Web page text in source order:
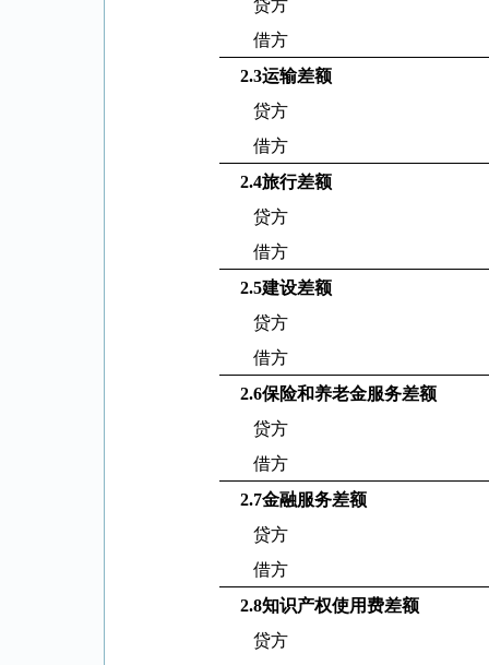
贷方
借方
2.3运输差额
贷方
借方
2.4旅行差额
贷方
借方
2.5建设差额
贷方
借方
2.6保险和养老金服务差额
贷方
借方
2.7金融服务差额
贷方
借方
2.8知识产权使用费差额
贷方